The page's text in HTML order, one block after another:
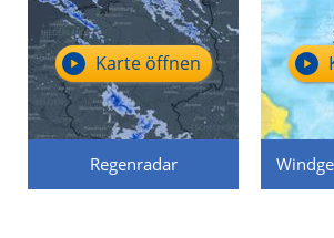
Regenradar
Karte öffnen